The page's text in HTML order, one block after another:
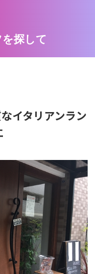
探して
イタリアンラン